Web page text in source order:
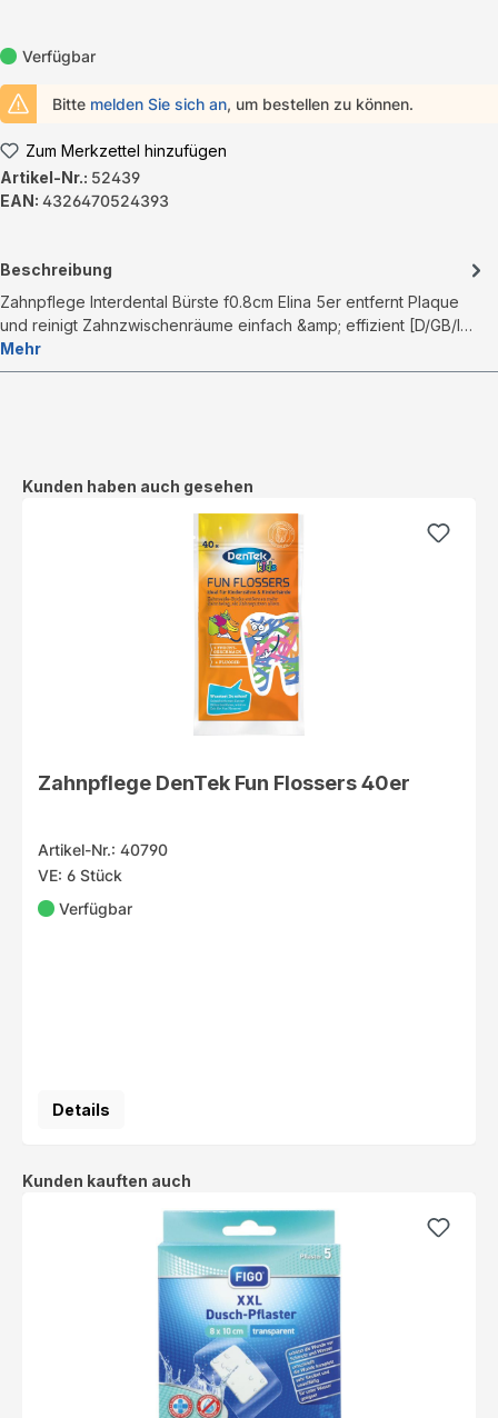
Verfügbar
Bitte melden Sie sich an, um bestellen zu können.
Zum Merkzettel hinzufügen
Artikel-Nr.: 52439
EAN: 4326470524393
Beschreibung
Zahnpflege Interdental Bürste f0.8cm Elina 5er entfernt Plaque
und reinigt Zahnzwischenräume einfach &amp; effizient [D/GB/I…
Mehr
Produktgalerie überspringen
Kunden haben auch gesehen
Zahnpflege DenTek Fun Flossers 40er
Artikel-Nr.: 40790
VE: 6 Stück
Verfügbar
Details
Produktgalerie überspringen
Kunden kauften auch